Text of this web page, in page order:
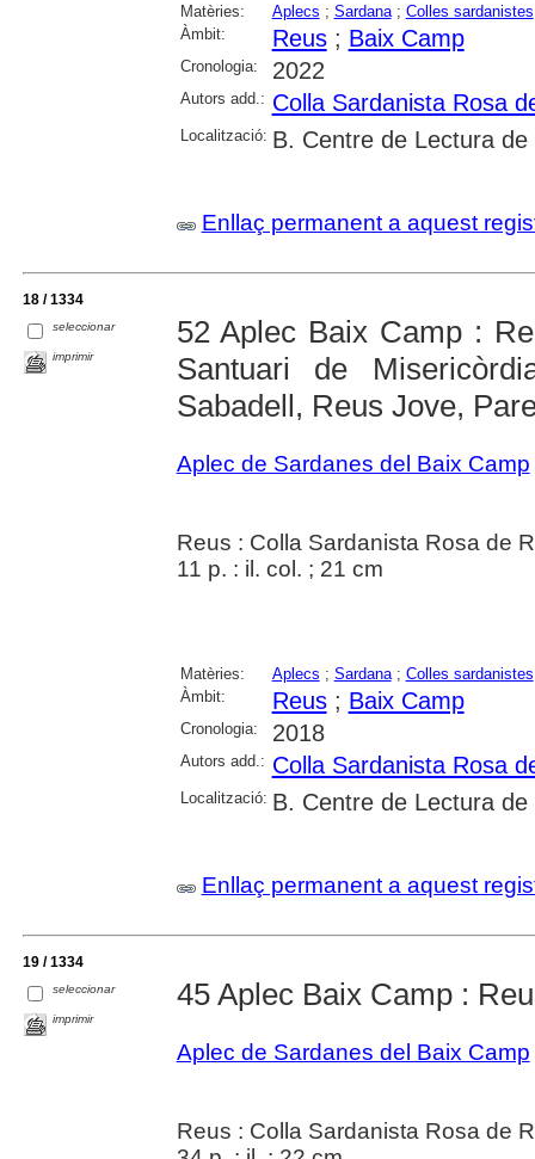
Matèries: Aplecs ; Sardana; Colles sardanistes
Àmbit:
Reus; Baix Camp
Cronologia: 2022
Autors add.: Colla Sardanista Rosa
Localització: B. Centre de Lectura de
Enllaç permanent a aquest
18 / 1334
seleccionar
imprimir
52 Aplec Baix Camp :
Santuari de
Sabadell, Reus Jove,
Aplec de Sardanes del Baix Camp
Reus : Colla Sardanista Rosa de
11 p. : il. col. ; 21 cm
Matèries: Aplecs ; Sardana; Colles sardanistes
Àmbit:
Reus; Baix Camp
Cronologia: 2018
Autors add.: Colla Sardanista Rosa
Localització: B. Centre de Lectura de
Enllaç permanent a aquest
19 / 1334
seleccionar
imprimir
45 Aplec Baix Camp :
Aplec de Sardanes del Baix Camp
Reus : Colla Sardanista Rosa de